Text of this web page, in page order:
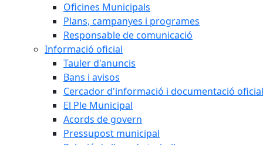
Oficines Municipals
Plans, campanyes i programes
Responsable de comunicació
Informació oficial
Tauler d'anuncis
Bans i avisos
Cercador d'informació i documentació
El Ple Municipal
Acords de govern
Pressupost municipal